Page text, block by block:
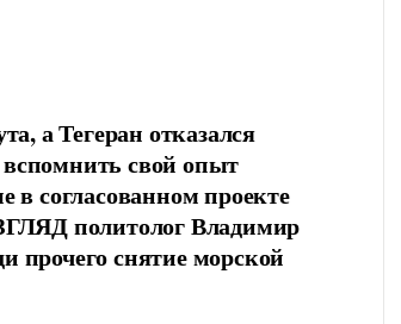
а Тегеран отказался
свой опыт
в согласованном проекте
политолог Владимир
прочего снятие морской